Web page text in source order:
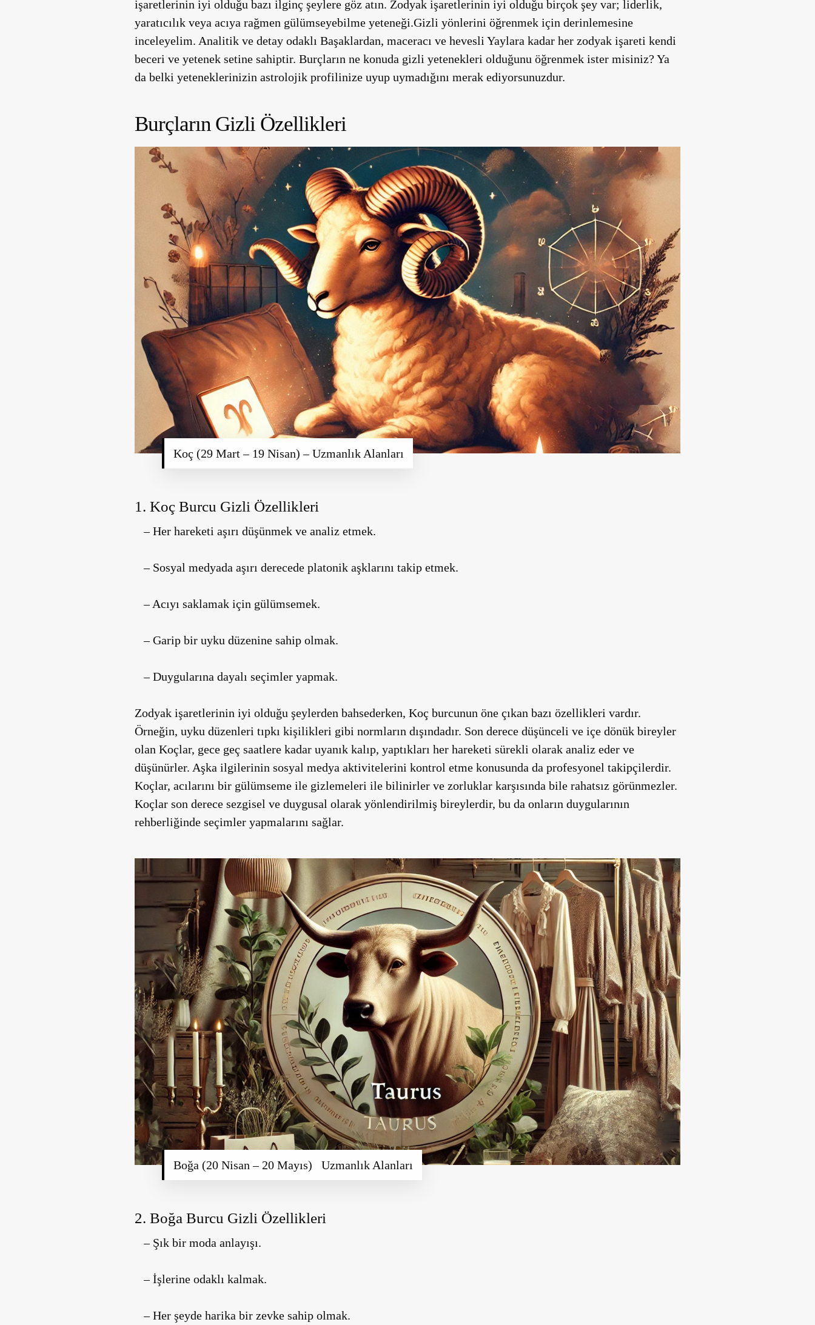
işaretlerinin iyi olduğu bazı ilginç şeylere göz atın. Zodyak işaretlerinin iyi olduğu birçok şey var; liderlik,
yaratıcılık veya acıya rağmen gülümseyebilme yeteneği.Gizli yönlerini öğrenmek için derinlemesine
inceleyelim. Analitik ve detay odaklı Başaklardan, maceracı ve hevesli Yaylara kadar her zodyak işareti kendi
beceri ve yetenek setine sahiptir. Burçların ne konuda gizli yetenekleri olduğunu öğrenmek ister misiniz? Ya
da belki yeteneklerinizin astrolojik profilinize uyup uymadığını merak ediyorsunuzdur.
Burçların Gizli Özellikleri
Koç (29 Mart – 19 Nisan) – Uzmanlık Alanları
1. Koç Burcu Gizli Özellikleri
– Her hareketi aşırı düşünmek ve analiz etmek.
– Sosyal medyada aşırı derecede platonik aşklarını takip etmek.
– Acıyı saklamak için gülümsemek.
– Garip bir uyku düzenine sahip olmak.
– Duygularına dayalı seçimler yapmak.
Zodyak işaretlerinin iyi olduğu şeylerden bahsederken, Koç burcunun öne çıkan bazı özellikleri vardır.
Örneğin, uyku düzenleri tıpkı kişilikleri gibi normların dışındadır. Son derece düşünceli ve içe dönük bireyler
olan Koçlar, gece geç saatlere kadar uyanık kalıp, yaptıkları her hareketi sürekli olarak analiz eder ve
düşünürler. Aşka ilgilerinin sosyal medya aktivitelerini kontrol etme konusunda da profesyonel takipçilerdir.
Koçlar, acılarını bir gülümseme ile gizlemeleri ile bilinirler ve zorluklar karşısında bile rahatsız görünmezler.
Koçlar son derece sezgisel ve duygusal olarak yönlendirilmiş bireylerdir, bu da onların duygularının
rehberliğinde seçimler yapmalarını sağlar.
Boğa (20 Nisan – 20 Mayıs) Uzmanlık Alanları
2. Boğa Burcu Gizli Özellikleri
– Şık bir moda anlayışı.
– İşlerine odaklı kalmak.
– Her şeyde harika bir zevke sahip olmak.